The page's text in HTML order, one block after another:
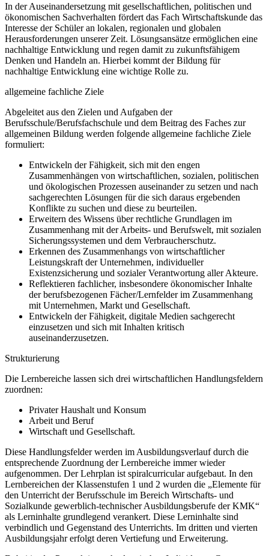
In der Auseinandersetzung mit gesellschaftlichen, politischen und
ökonomischen Sachverhalten fördert das Fach Wirtschaftskunde das
Interesse der Schüler an lokalen, regionalen und globalen
Herausforderungen unserer Zeit. Lösungsansätze ermöglichen eine
nachhaltige Entwicklung und regen damit zu zukunftsfähigem
Denken und Handeln an. Hierbei kommt der Bildung für
nachhaltige Entwicklung eine wichtige Rolle zu.
allgemeine fachliche Ziele
Abgeleitet aus den Zielen und Aufgaben der
Berufsschule/Berufsfachschule und dem Beitrag des Faches zur
allgemeinen Bildung werden folgende allgemeine fachliche Ziele
formuliert:
Entwickeln der Fähigkeit, sich mit den engen
Zusammenhängen von wirtschaftlichen, sozialen, politischen
und ökologischen Prozessen auseinander zu setzen und nach
sachgerechten Lösungen für die sich daraus ergebenden
Konflikte zu suchen und diese zu beurteilen.
Erweitern des Wissens über rechtliche Grundlagen im
Zusammenhang mit der Arbeits- und Berufswelt, mit sozialen
Sicherungssystemen und dem Verbraucherschutz.
Erkennen des Zusammenhangs von wirtschaftlicher
Leistungskraft der Unternehmen, individueller
Existenzsicherung und sozialer Verantwortung aller Akteure.
Reflektieren fachlicher, insbesondere ökonomischer Inhalte
der berufsbezogenen Fächer/Lernfelder im Zusammenhang
mit Unternehmen, Markt und Gesellschaft.
Entwickeln der Fähigkeit, digitale Medien sachgerecht
einzusetzen und sich mit Inhalten kritisch
auseinanderzusetzen.
Strukturierung
Die Lernbereiche lassen sich drei wirtschaftlichen Handlungsfeldern
zuordnen:
Privater Haushalt und Konsum
Arbeit und Beruf
Wirtschaft und Gesellschaft.
Diese Handlungsfelder werden im Ausbildungsverlauf durch die
entsprechende Zuordnung der Lernbereiche immer wieder
aufgenommen. Der Lehrplan ist spiralcurricular aufgebaut. In den
Lernbereichen der Klassenstufen 1 und 2 wurden die „Elemente für
den Unterricht der Berufsschule im Bereich Wirtschafts- und
Sozialkunde gewerblich-technischer Ausbildungsberufe der KMK“
als Lerninhalte grundlegend verankert. Diese Lerninhalte sind
verbindlich und Gegenstand des Unterrichts. Im dritten und vierten
Ausbildungsjahr erfolgt deren Vertiefung und Erweiterung.